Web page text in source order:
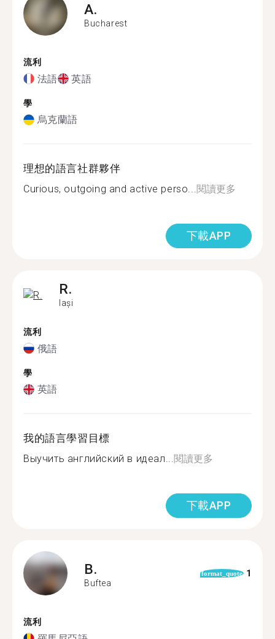
A.
Bucharest
流利
法語 英語
學
烏克蘭語
理想的語言社群夥伴
Curious, outgoing and active perso...閱讀更多
下載APP
R.
Iași
流利
俄語
學
英語
我的語言學習目標
Выучить английский в идеал...閱讀更多
下載APP
B.
Buftea
format_quote 1
流利